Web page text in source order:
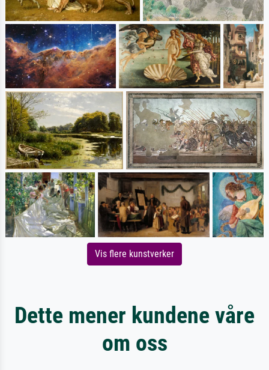
Vis flere kunstverker
Dette mener kundene våre
om oss